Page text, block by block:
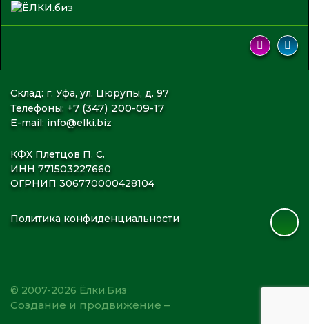
Склад: г. Уфа, ул. Цюрупы, д. 97
Телефоны: +7 (347) 200-09-17
E-mail: info@elki.biz
КФХ Плетцов П. С.
ИНН 771503227660
ОГРНИП 306770000428104
Политика конфиденциальности
© 2007-2026 Ёлки.Биз
Создание и продвижение –